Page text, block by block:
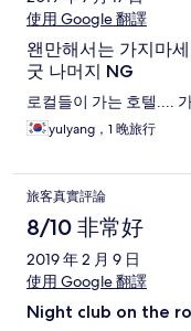
使用 Google 翻譯
왠만해서는 가지마
굿 나머지 NG
로컬들이 가는 호텔....
yulyang，1 晚旅行
旅客真實評論
8/10 非常好
2019 年 2 月 9 日
使用 Google 翻譯
Night club on the